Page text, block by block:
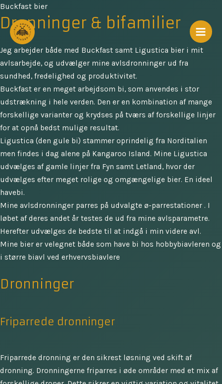
Gå
til
indholdet
Buckfast bier
Dronninger & bifamilier
Jeg arbejder både med Buckfast samt Ligustica bier i mit
avlsarbejde, og udvælger mine avlsdronninger ud fra
sundhed, fredelighed og produktivitet.
Buckfast er en meget arbejdsom bi, som anvendes i stor
udstrækning i hele verden. Den er en kombination af mange
forskellige varianter og krydses på tværs af forskellige linjer
for at opnå bedst mulige resultat.
Ligustica (den gule bi) stammer oprindelig fra Norditalien
men findes i dag alene på Kangaroo Island. Mine Ligustica
udvælges af gamle linjer fra Fyn samt Letland, hvor der
udvælges efter meget rolige og omgængelige bier. En ideel
havebi.
Mine avlsdronninger parres på udvalgte ø-parrestationer . I
løbet af deres andet år testes de ud fra mine avlsparametre.
Herefter udvælges de bedste til at indgå i min videre avl.
Mine bier er velegnet både som have bi hos hobbybiavleren og
i større biavl ved erhvervsbiavlere
Dronninger
Friparrede dronninger
Friparrede dronning er den sikrest løsning ved skift af
dronning. Dronningerne friparres i øde områder med et mix af